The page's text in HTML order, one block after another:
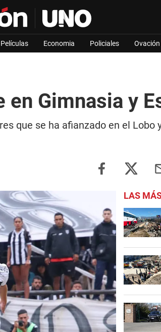
Economia Policiales Ovación
en Gimnasia y
que se ha afianzado en el
LAS